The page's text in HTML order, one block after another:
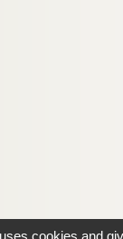
cookies and